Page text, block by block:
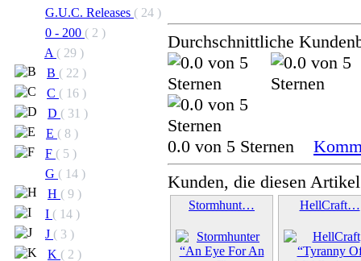
G.U.C. Releases ( 24 )
0 - 200 ( 2 )
A ( 29 )
B ( 22 )
C ( 16 )
D ( 31 )
E ( 8 )
F ( 5 )
G ( 14 )
H ( 9 )
I ( 14 )
J ( 3 )
K ( 2 )
Durchschnittliche
0.0 von 5 Sternen
Kunden, die diesen
Stormhunt… HellCraft…